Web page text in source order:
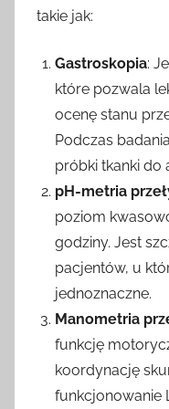
takie jak:
Gastroskopia:
które pozwala
ocenę stanu
Podczas
próbki tkanki do
pH-metria
poziom
godziny. Jest
pacjentów, u
jednoznaczne.
Manometria
funkcję
koordynację
funkcjonowanie